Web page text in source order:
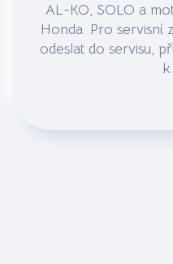
AL-KO, SOLO a
Honda. Pro servisní
odeslat do servisu,